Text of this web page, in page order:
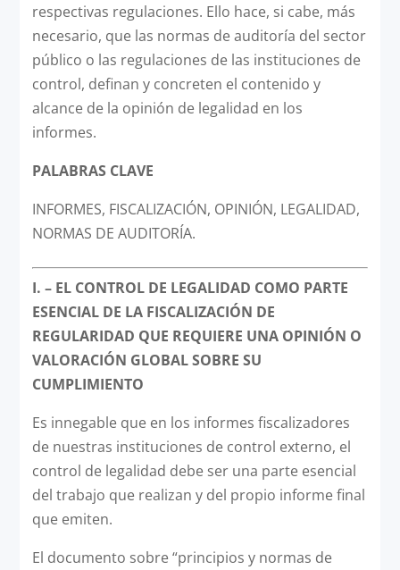
respectivas regulaciones. Ello hace, si cabe, más
necesario, que las normas de auditoría del sector
público o las regulaciones de las instituciones de
control, definan y concreten el contenido y
alcance de la opinión de legalidad en los
informes.
PALABRAS CLAVE
INFORMES, FISCALIZACIÓN, OPINIÓN, LEGALIDAD,
NORMAS DE AUDITORÍA.
I. – EL CONTROL DE LEGALIDAD COMO PARTE
ESENCIAL DE LA FISCALIZACIÓN DE
REGULARIDAD QUE REQUIERE UNA OPINIÓN O
VALORACIÓN GLOBAL SOBRE SU
CUMPLIMIENTO
Es innegable que en los informes fiscalizadores
de nuestras instituciones de control externo, el
control de legalidad debe ser una parte esencial
del trabajo que realizan y del propio informe final
que emiten.
El documento sobre “principios y normas de